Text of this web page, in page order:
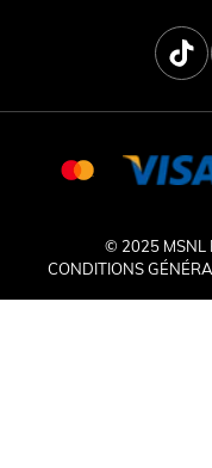
© 2025 MSNL
CONDITIONS